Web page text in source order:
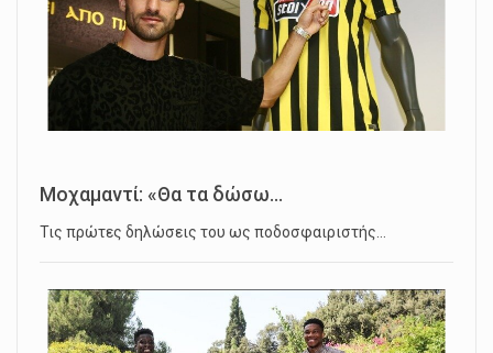
Μοχαμαντί: «Θα τα δώσω...
Τις πρώτες δηλώσεις του ως ποδοσφαιριστής…